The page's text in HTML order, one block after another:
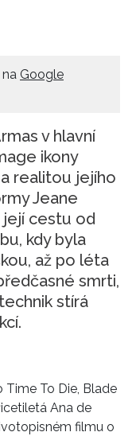
Google
v hlavní
ikony
realitou jejího
Jeane
cestu od
kdy byla
až po léta
smrti,
stírá
Time To Die, Blade
Ana de
filmu o